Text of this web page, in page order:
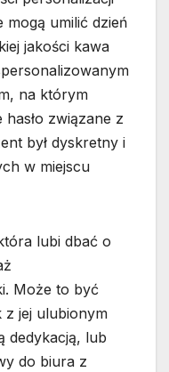
umilić dzień
jakości kawa
na którym
związane z
był dyskretny i
w miejscu
lubi dbać o
Może to być
z jej ulubionym
dedykacją, lub
do biura z